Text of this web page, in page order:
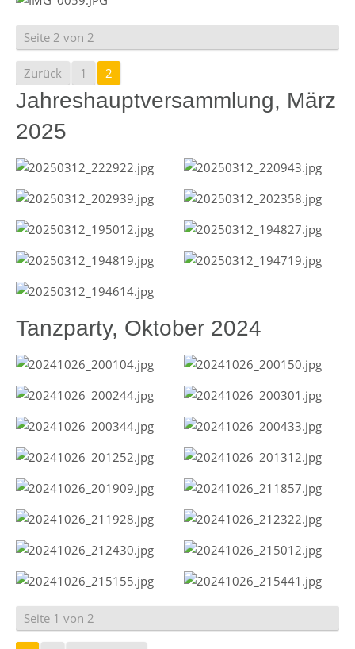
Seite 2 von 2
Zurück 1 2
Jahreshauptversammlung, März
2025
Tanzparty, Oktober 2024
Seite 1 von 2